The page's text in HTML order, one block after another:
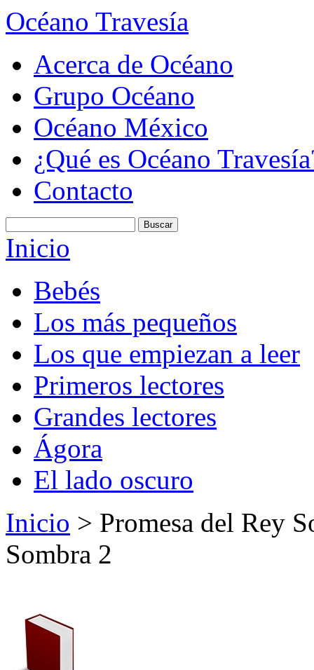
Océano Travesía
Acerca de Océano
Grupo Océano
Océano México
¿Qué es Océano
Contacto
Inicio
Bebés
Los más pequeños
Los que empiezan a leer
Primeros lectores
Grandes lectores
Ágora
El lado oscuro
Inicio > Promesa del Rey
Sombra 2